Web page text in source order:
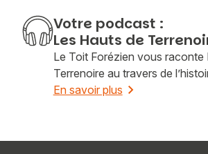
Votre podcast :
Les Hauts de
Le Toit Forézien vous raconte
Terrenoire au travers de
En savoir plus